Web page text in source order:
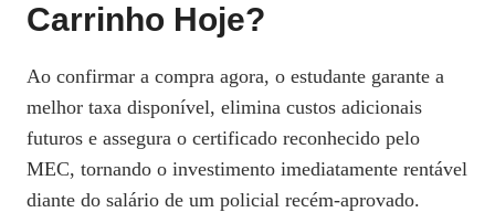
Carrinho Hoje?
Ao confirmar a compra agora, o estudante garante a
melhor taxa disponível, elimina custos adicionais
futuros e assegura o certificado reconhecido pelo
MEC, tornando o investimento imediatamente rentável
diante do salário de um policial recém‑aprovado.